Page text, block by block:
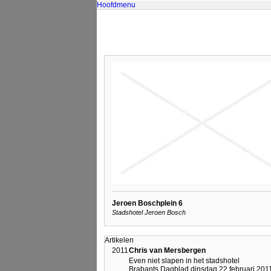
Hoofdmenu
Jeroen Boschplein 6
Stadshotel Jeroen Bosch
Artikelen
2011Chris van Mersbergen
Even niet slapen in het stadshotel
Brabants Dagblad dinsdag 22 februari